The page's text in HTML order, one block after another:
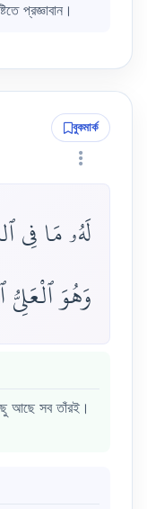
প্রজ্ঞাবান।
বুকমার্ক
لَهُۥ مَا
وَهُوَ ٱلْعَلِىُّ
আছে সব তাঁরই।